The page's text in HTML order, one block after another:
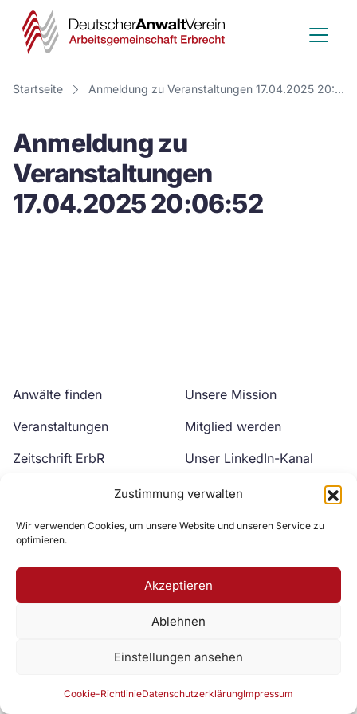
Zustimmung verwalten
Wir verwenden Cookies, um unsere Website und unseren Service zu
optimieren.
Akzeptieren
Ablehnen
Einstellungen ansehen
Cookie-RichtlinieDatenschutzerklärungImpressum
Deutscher
Anwalt
Verein
Startseite Anmeldung zu Veranstaltungen 17.04.2025 20:06:52
Anmeldung zu
Veranstaltungen
17.04.2025 20:06:52
Anwälte finden
Veranstaltungen
Zeitschrift ErbR
Unsere Mission
Mitglied werden
Unser LinkedIn-Kanal
Unser YouTube-Kanal
Zur DAV Webseite